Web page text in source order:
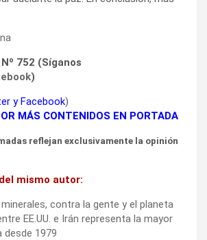
Nº 752 (Síganos
)
yFacebook)
MÁS CONTENIDOS EN PORTADA
reflejan exclusivamente la opinión
mismo autor:
contra la gente y el planeta
EE.UU. e Irán representa la mayor
1979